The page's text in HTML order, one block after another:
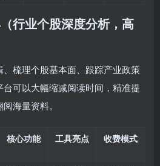
行业个股深度分析，高
梳理个股基本面、跟踪产业政策
可以大幅缩减阅读时间，精准提
海量资料。
核心功能 工具亮点 收费模式